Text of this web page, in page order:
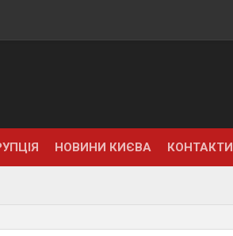
НОВИНИ КИЄВА КОНТАКТИ